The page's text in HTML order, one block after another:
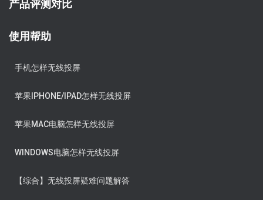
产品评测对比
使用帮助
手机怎样无线投屏
苹果IPHONE/IPAD怎样无线投屏
苹果MAC电脑怎样无线投屏
WINDOWS电脑怎样无线投屏
【综合】无线投屏疑难问题解答